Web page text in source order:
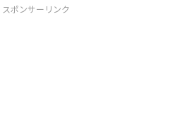
スポンサーリンク